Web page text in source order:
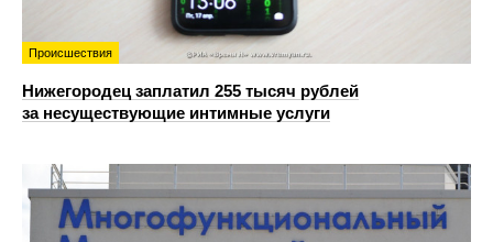
Происшествия
Нижегородец заплатил 255 тысяч рублей
за несуществующие интимные услуги